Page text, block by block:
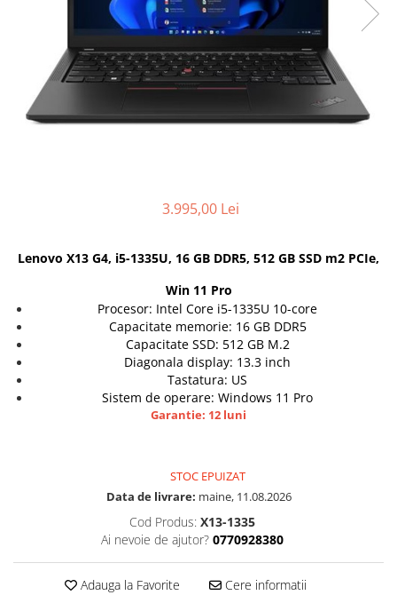
Incarcatoare laptop
Incarcatoare laptop refurbished
Standuri și Coolere Laptop
Alte accesorii
Card reader
Carcase
Placi de baza
Ventilatoare carcasa
Calculatoare All-in-One NOI
Calculatoare All-in-One RENEW
Componente All-in-One
3.995,00 Lei
Lenovo X13 G4, i5-1335U, 16 GB DDR5, 512 GB SSD m2 PCIe,
Win 11 Pro
Procesor: Intel Core i5-1335U 10-core
Capacitate memorie: 16 GB DDR5
Capacitate SSD: 512 GB M.2
Diagonala display: 13.3 inch
Tastatura: US
Sistem de operare: Windows 11 Pro
Garantie: 12 luni
STOC EPUIZAT
Data de livrare: maine, 11.08.2026
Cod Produs: X13-1335
Ai nevoie de ajutor? 0770928380
Adauga la Favorite Cere informatii